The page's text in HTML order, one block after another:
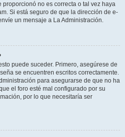
no es correcta o tal vez haya
Si está seguro de que la dirección de e-
un mensaje a La Administración.
puede suceder. Primero, asegúrese de
se encuentren escritos correctamente.
para asegurarse de que no ha
el foro esté mal configurado por su
por lo que necesitaría ser